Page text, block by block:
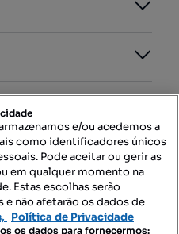
e/ou acedemos a
como identificadores únicos
Pode aceitar ou gerir as
em qualquer momento na
Estas escolhas serão
e não afetarão os dados de
Política de Privacidade
os dados para fornecermos: